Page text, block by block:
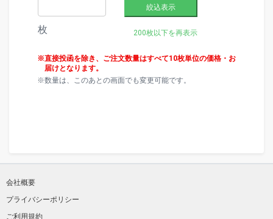
枚
絞込表示
200枚以下を再表示
直接投函を除き、ご注文数量はすべて10枚単位の価格・お
届けとなります。
数量は、このあとの画面でも変更可能です。
会社概要
プライバシーポリシー
ご利用規約